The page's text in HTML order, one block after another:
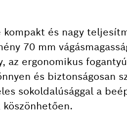
kompakt és nagy
70 mm
az ergonomikus
és biztonságosan
sokoldalúsággal a